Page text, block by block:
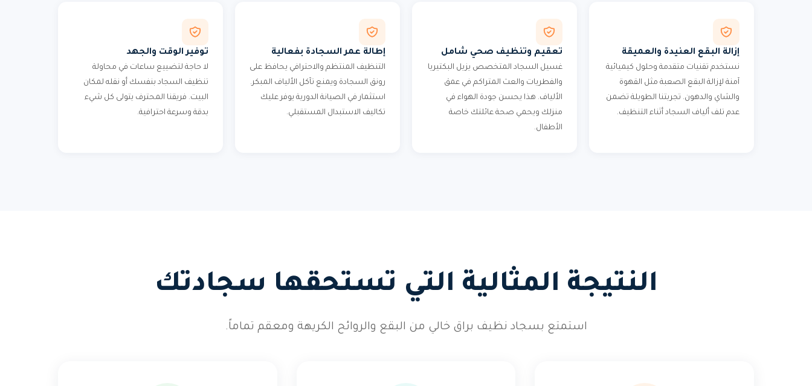
إزالة البقع العنيدة والعميقة
نستخدم تقنيات متقدمة وحلول كيميائية
آمنة لإزالة البقع الصعبة مثل القهوة
والشاي والدهون. تجربتنا الطويلة تضمن
عدم تلف ألياف السجاد أثناء التنظيف.
تعقيم وتنظيف صحي شامل
غسيل السجاد المتخصص يزيل البكتيريا
والفطريات والعث المتراكم في عمق
الألياف. هذا يحسن جودة الهواء في
منزلك ويحمي صحة عائلتك خاصة
الأطفال.
إطالة عمر السجادة بفعالية
التنظيف المنتظم والاحترافي يحافظ على
رونق السجادة ويمنع تآكل الألياف المبكر.
استثمار في الصيانة الدورية يوفر عليك
تكاليف الاستبدال المستقبلي.
توفير الوقت والجهد
لا حاجة لتضييع ساعات في محاولة
تنظيف السجاد بنفسك أو نقله لمكان
البيت. فريقنا المحترف يتولى كل شيء
بدقة وسرعة احترافية.
النتيجة المثالية التي تستحقها سجادتك
استمتع بسجاد نظيف براق خالي من البقع والروائح الكريهة ومعقم تماماً.